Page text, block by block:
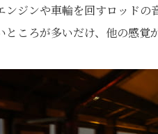
ジンや車輪を回すロッド
ころが多いだけ、他の感覚